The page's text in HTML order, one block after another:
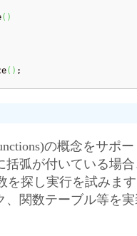
( )
( )
の概念をサポ
括弧が付いている場
を探し実行を試みま
、関数テーブル等を